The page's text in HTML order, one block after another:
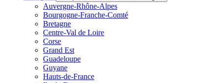
Auvergne-Rhône-Alpes
Bourgogne-Franche-Comté
Bretagne
Centre-Val de Loire
Corse
Grand Est
Guadeloupe
Guyane
Hauts-de-France